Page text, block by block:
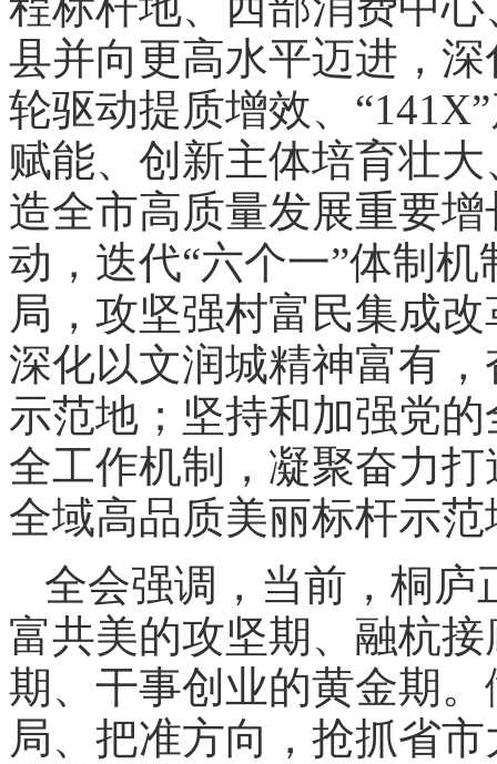
县并向更高水平迈进，
轮驱动提质增效、
赋能、创新主体培育壮
造全市高质量发展重要
动，迭代“六个一”体制
局，攻坚强村富民集成
深化以文润城精神富有
示范地；坚持和加强党
全工作机制，凝聚奋力
全域高品质美丽标杆示
全会强调，当前，桐庐
富共美的攻坚期、融杭
期、干事创业的黄金期
局、把准方向，抢抓省